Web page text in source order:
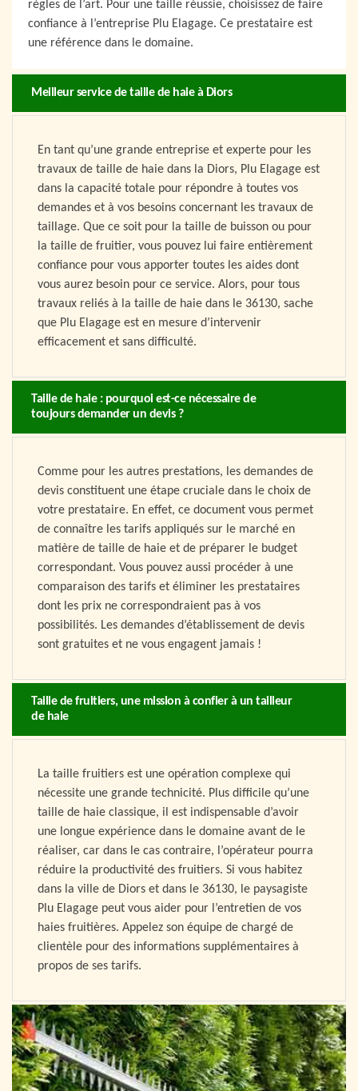
règles de l’art. Pour une taille réussie, choisissez de faire
confiance à l’entreprise Plu Elagage. Ce prestataire est
une référence dans le domaine.
Meilleur service de taille de haie à Diors
En tant qu’une grande entreprise et experte pour les
travaux de taille de haie dans la Diors, Plu Elagage est
dans la capacité totale pour répondre à toutes vos
demandes et à vos besoins concernant les travaux de
taillage. Que ce soit pour la taille de buisson ou pour
la taille de fruitier, vous pouvez lui faire entièrement
confiance pour vous apporter toutes les aides dont
vous aurez besoin pour ce service. Alors, pour tous
travaux reliés à la taille de haie dans le 36130, sache
que Plu Elagage est en mesure d’intervenir
efficacement et sans difficulté.
Taille de haie : pourquoi est-ce nécessaire de
toujours demander un devis ?
Comme pour les autres prestations, les demandes de
devis constituent une étape cruciale dans le choix de
votre prestataire. En effet, ce document vous permet
de connaître les tarifs appliqués sur le marché en
matière de taille de haie et de préparer le budget
correspondant. Vous pouvez aussi procéder à une
comparaison des tarifs et éliminer les prestataires
dont les prix ne correspondraient pas à vos
possibilités. Les demandes d’établissement de devis
sont gratuites et ne vous engagent jamais !
Taille de fruitiers, une mission à confier à un tailleur
de haie
La taille fruitiers est une opération complexe qui
nécessite une grande technicité. Plus difficile qu’une
taille de haie classique, il est indispensable d’avoir
une longue expérience dans le domaine avant de le
réaliser, car dans le cas contraire, l’opérateur pourra
réduire la productivité des fruitiers. Si vous habitez
dans la ville de Diors et dans le 36130, le paysagiste
Plu Elagage peut vous aider pour l’entretien de vos
haies fruitières. Appelez son équipe de chargé de
clientèle pour des informations supplémentaires à
propos de ses tarifs.